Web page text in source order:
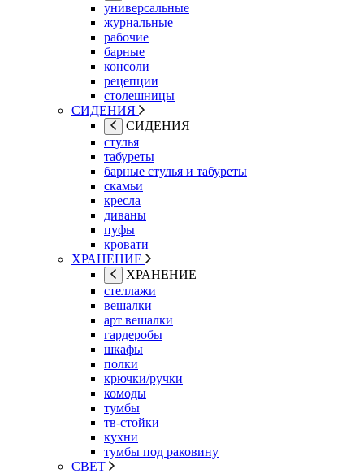
универсальные
журнальные
рабочие
барные
консоли
рецепции
столешницы
СИДЕНИЯ
СИДЕНИЯ
стулья
табуреты
барные стулья и табуреты
скамьи
кресла
диваны
пуфы
кровати
ХРАНЕНИЕ
ХРАНЕНИЕ
стеллажи
вешалки
арт вешалки
гардеробы
шкафы
полки
крючки/ручки
комоды
тумбы
тв-стойки
кухни
тумбы под раковину
СВЕТ